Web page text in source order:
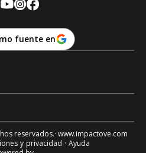
fuente en
reservados.· www.impactove.com
y privacidad · Ayuda